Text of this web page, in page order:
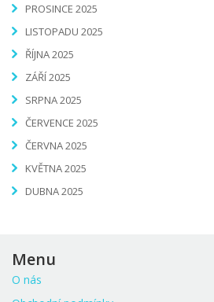
PROSINCE 2025
LISTOPADU 2025
ŘÍJNA 2025
ZÁŘÍ 2025
SRPNA 2025
ČERVENCE 2025
ČERVNA 2025
KVĚTNA 2025
DUBNA 2025
Menu
O nás